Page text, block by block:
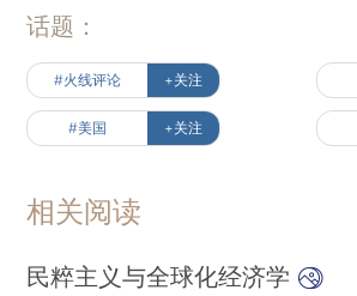
话题：
#火线评论 +关注
#美国 +关注
相关阅读
民粹主义与全球化经济学